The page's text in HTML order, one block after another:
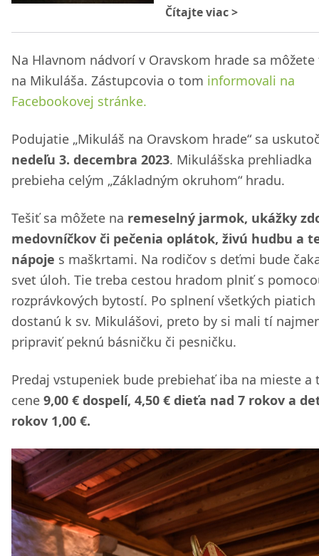
Čítajte viac>
Na Hlavnom nádvorí v Oravskom hrade sa
na Mikuláša. Zástupcovia o tom informovali na
Facebookovej stránke.
Podujatie „Mikuláš na Oravskom hrade“ sa
nedeľu 3. decembra 2023. Mikulášska prehliadka
prebieha celým „Základným okruhom“ hradu.
Tešiť sa môžete na remeselný jarmok, ukážky
medovníčkov či pečenia oplátok, živú hudbu a
nápoje s maškrtami. Na rodičov s deťmi bude
svet úloh. Tie treba cestou hradom plniť s
rozprávkových bytostí. Po splnení všetkých piatich
dostanú k sv. Mikulášovi, preto by si mali tí
pripraviť peknú básničku či pesničku.
Predaj vstupeniek bude prebiehať iba na mieste a
cene 9,00 € dospelí, 4,50 € dieťa nad 7 rokov a
rokov 1,00 €.